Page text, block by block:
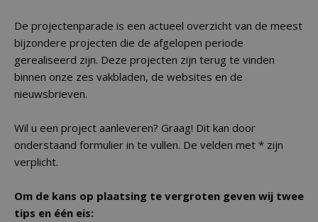
De projectenparade is een actueel overzicht van de meest
bijzondere projecten die de afgelopen periode
gerealiseerd zijn. Deze projecten zijn terug te vinden
binnen onze zes vakbladen, de websites en de
nieuwsbrieven.
Wil u een project aanleveren? Graag! Dit kan door
onderstaand formulier in te vullen. De velden met * zijn
verplicht.
Om de kans op plaatsing te vergroten geven wij twee
tips en één eis: